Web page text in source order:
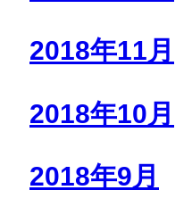
2018年11月
2018年10月
2018年9月